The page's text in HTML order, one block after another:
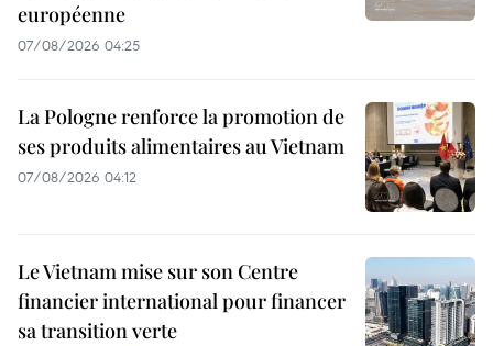
européenne
07/08/2026 04:25
La Pologne renforce la promotion de
ses produits alimentaires au Vietnam
07/08/2026 04:12
Le Vietnam mise sur son Centre
financier international pour financer
sa transition verte